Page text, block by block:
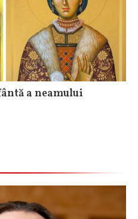
a neamului